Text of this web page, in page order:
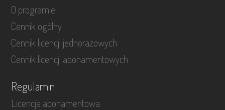
O programie
Cennik ogólny
Cennik licencji jednorazowych
Cennik licencji abonamentowych
Regulamin
Licencja abonamentowa